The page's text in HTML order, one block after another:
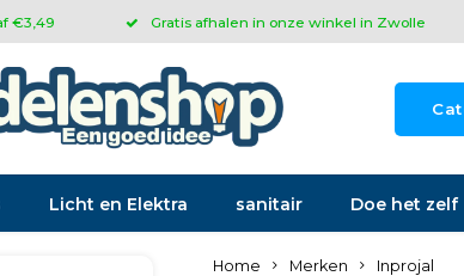
€3,49 Gratis afhalen in onze winkel in Zwolle
Licht en Elektra sanitair Doe het zelf
Home Merken Inprojal